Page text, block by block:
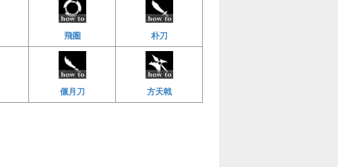
飛圏 朴刀
偃月刀 方天戟